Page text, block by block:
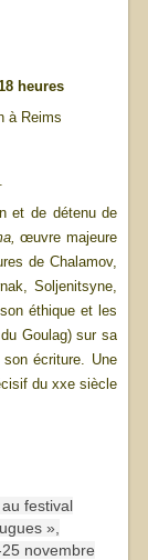
heures
à Reims
et de détenu de
œuvre majeure
de Chalamov,
Soljenitsyne,
éthique et les
Goulag) sur sa
écriture. Une
du xxe siècle
festival
»,
novembre